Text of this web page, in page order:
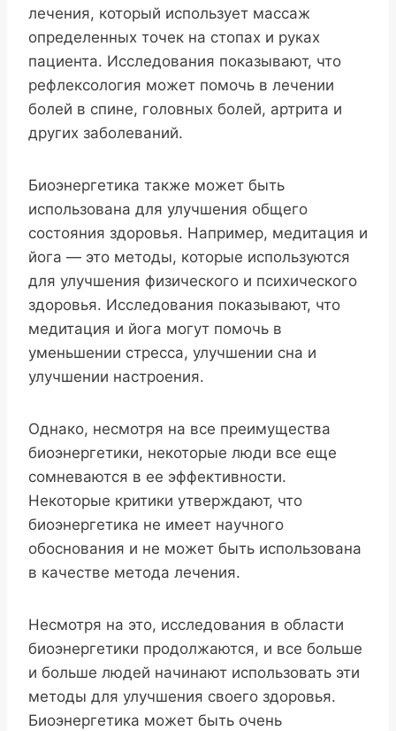
лечения, который использует массаж
определенных точек на стопах и руках
пациента. Исследования показывают, что
рефлексология может помочь в лечении
болей в спине, головных болей, артрита и
других заболеваний.
Биоэнергетика также может быть
использована для улучшения общего
состояния здоровья. Например, медитация и
йога — это методы, которые используются
для улучшения физического и психического
здоровья. Исследования показывают, что
медитация и йога могут помочь в
уменьшении стресса, улучшении сна и
улучшении настроения.
Однако, несмотря на все преимущества
биоэнергетики, некоторые люди все еще
сомневаются в ее эффективности.
Некоторые критики утверждают, что
биоэнергетика не имеет научного
обоснования и не может быть использована
в качестве метода лечения.
Несмотря на это, исследования в области
биоэнергетики продолжаются, и все больше
и больше людей начинают использовать эти
методы для улучшения своего здоровья.
Биоэнергетика может быть очень